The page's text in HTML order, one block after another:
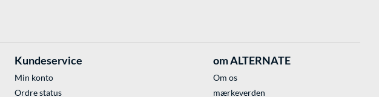
Kundeservice
Min konto
Ordre status
om ALTERNATE
Om os
mærkeverden